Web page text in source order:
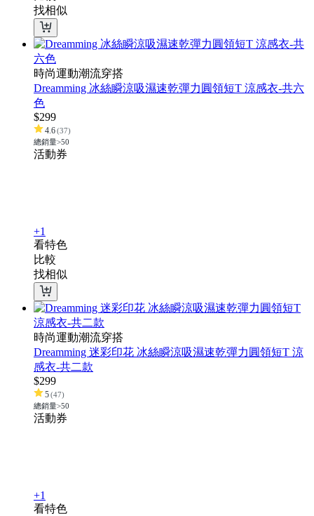
找相似
時尚運動潮流穿搭
Dreamming 冰絲瞬涼吸濕速乾彈力圓領短T 涼感衣-共六
色
$299
4.6(37)
總銷量>50
活動券
+1
看特色
比較
找相似
時尚運動潮流穿搭
Dreamming 迷彩印花 冰絲瞬涼吸濕速乾彈力圓領短T 涼
感衣-共二款
$299
5(47)
總銷量>50
活動券
+1
看特色